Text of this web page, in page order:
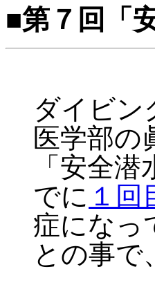
■第７回「
ダイビン
医学部の
「安全
でに １回
症になっ
との事で